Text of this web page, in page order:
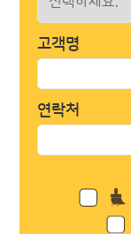
고객명
연락처